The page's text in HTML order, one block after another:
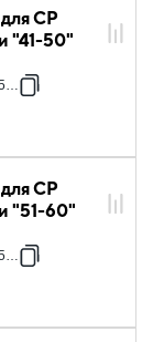
CP
"41-50"
05
CP
"51-60"
06